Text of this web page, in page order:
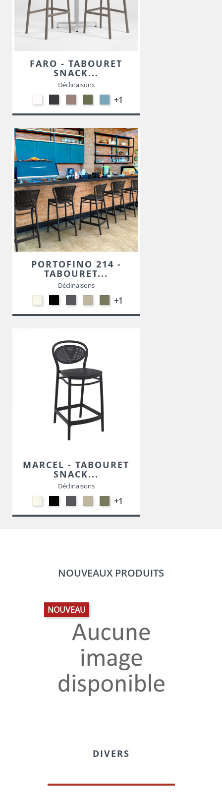
FARO - TABOURET
SNACK...
Déclinaisons
-
Blanc
-
Anthracite
Polypropylène
-
Taupe
Polypropylène
-
Vert
Agave
Polypropylène
-
Bleu
+1
PORTOFINO 214 -
TABOURET...
Déclinaisons
-
Blanc
-
Noir
Polypropylène
-
Gris
Polypropylène
-
Taupe
Polypropylène
-
Vert
+1
MARCEL - TABOURET
SNACK...
Déclinaisons
-
Blanc
-
Noir
Polypropylène
-
Gris
Polypropylène
-
Taupe
Polypropylène
-
Vert
+1
NOUVEAUX PRODUITS
DIVERS
NOUVEAU